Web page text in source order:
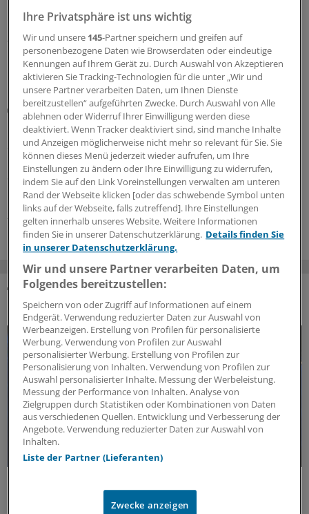
Praxis evidenzbasiert und fachkundig beantwortet.
Diesmal geht es um die Frage, ob eine HPV-Impfung
auch in späteren Jahren noch sinnvoll ist.
13.07.2026
Früherkennung von Geschlechtskrankheiten
Kein Screen & Treat bei mukosalen STI!
Screening-Programme auf sexuell übertragbare
Infektionen (STI) in Risikogruppen sollten sich auf
Syphilis und HIV konzentrieren. Ohne Symptome nach
mukosalen STI zu suchen, macht wenig Sinn.
29.06.2026
DAS KÖNNTE SIE AUCH INTERESSIEREN
Neue Antibiotika-Studie entschlüsselt
Ihre Privatsphäre ist uns wichtig
Wir und unsere 145-Partner speichern und greifen auf
personenbezogene Daten wie Browserdaten oder eindeutige
Kennungen auf Ihrem Gerät zu. Durch Auswahl von Akzeptieren
aktivieren Sie Tracking-Technologien für die unter „Wir und
unsere Partner verarbeiten Daten, um Ihnen Dienste
bereitzustellen“ aufgeführten Zwecke. Durch Auswahl von Alle
ablehnen oder Widerruf Ihrer Einwilligung werden diese
deaktiviert. Wenn Tracker deaktiviert sind, sind manche Inhalte
und Anzeigen möglicherweise nicht mehr so relevant für Sie. Sie
können dieses Menü jederzeit wieder aufrufen, um Ihre
Einstellungen zu ändern oder Ihre Einwilligung zu widerrufen,
indem Sie auf den Link Voreinstellungen verwalten am unteren
Rand der Webseite klicken [oder das schwebende Symbol unten
links auf der Webseite, falls zutreffend]. Ihre Einstellungen
gelten innerhalb unseres Website. Weitere Informationen
finden Sie in unserer Datenschutzerklärung. Details finden Sie
in unserer Datenschutzerklärung.
Wir und unsere Partner verarbeiten Daten, um
Folgendes bereitzustellen:
Speichern von oder Zugriff auf Informationen auf einem
Endgerät. Verwendung reduzierter Daten zur Auswahl von
Werbeanzeigen. Erstellung von Profilen für personalisierte
Werbung. Verwendung von Profilen zur Auswahl
personalisierter Werbung. Erstellung von Profilen zur
Personalisierung von Inhalten. Verwendung von Profilen zur
Auswahl personalisierter Inhalte. Messung der Werbeleistung.
Messung der Performance von Inhalten. Analyse von
Zielgruppen durch Statistiken oder Kombinationen von Daten
aus verschiedenen Quellen. Entwicklung und Verbesserung der
Angebote. Verwendung reduzierter Daten zur Auswahl von
Inhalten.
Liste der Partner (Lieferanten)
Zwecke anzeigen